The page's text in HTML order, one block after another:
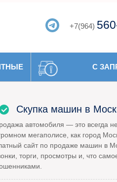
+7(964)
С
Скупка машин в
автомобиля — это всегда
мегаполисе, как город
сайт по продаже машин в
торги, просмотры и, что